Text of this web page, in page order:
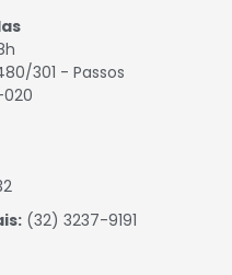
301 - Passos
(32) 3237-9191